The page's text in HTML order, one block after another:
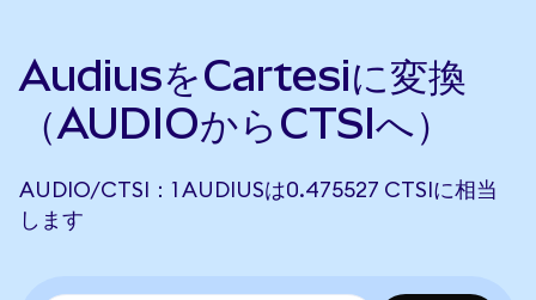
AudiusをCartesiに変換
（AUDIOからCTSIへ）
AUDIO/CTSI：1 AUDIUSは0.475527 CTSIに相当
します